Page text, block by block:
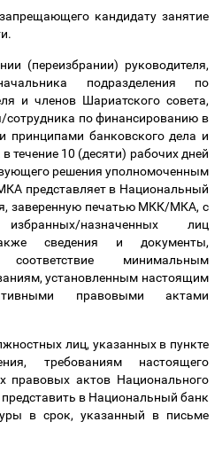
кандидату занятие
(переизбрании) руководителя,
подразделения по
и членов Шариатского совета,
сотрудника по финансированию в
принципами банковского дела и
10 (десяти) рабочих дней
решения уполномоченным
представляет в Национальный
заверенную печатью МКК/МКА, с
назначенных лиц
сведения и документы,
минимальным
установленным настоящим
правовыми актами
лиц, указанных в пункте
требованиям настоящего
правовых актов Национального
в Национальный банк
в срок, указанный в письме